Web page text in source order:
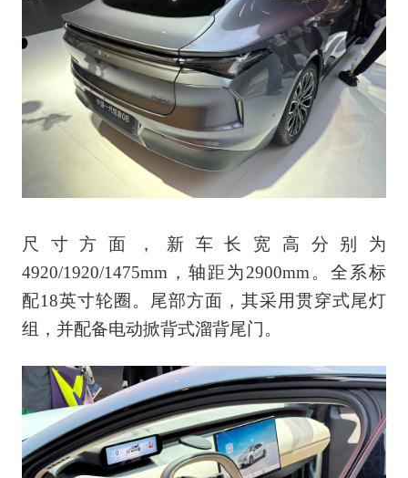
尺寸方面，新车长宽高分别为
4920/1920/1475mm，轴距为2900mm。全系标
配18英寸轮圈。尾部方面，其采用贯穿式尾灯
组，并配备电动掀背式溜背尾门。